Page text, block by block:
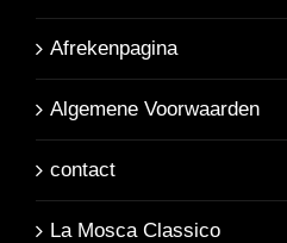
Afrekenpagina
Algemene Voorwaarden
contact
La Mosca Classico